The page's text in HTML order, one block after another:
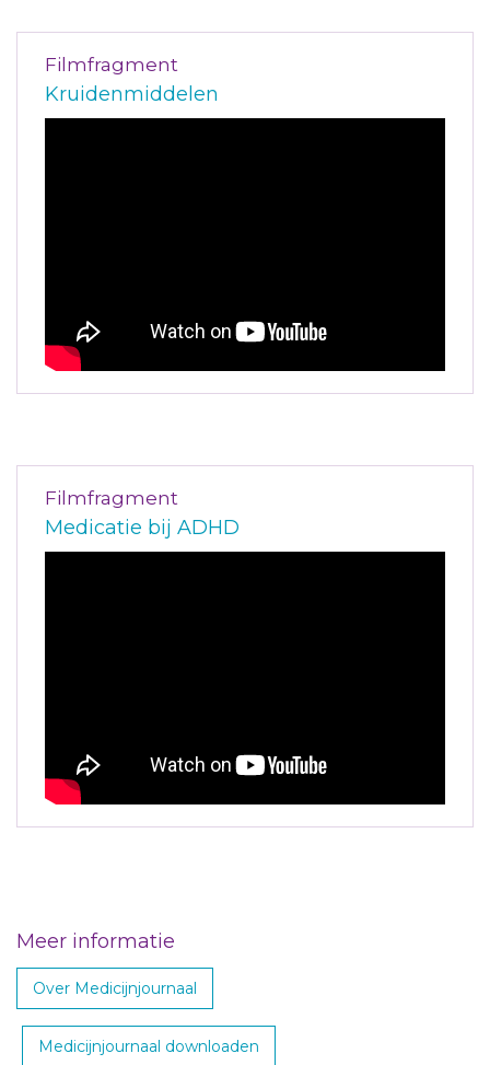
Filmfragment
Kruidenmiddelen
Filmfragment
Medicatie bij ADHD
Meer informatie
Over Medicijnjournaal
Medicijnjournaal downloaden